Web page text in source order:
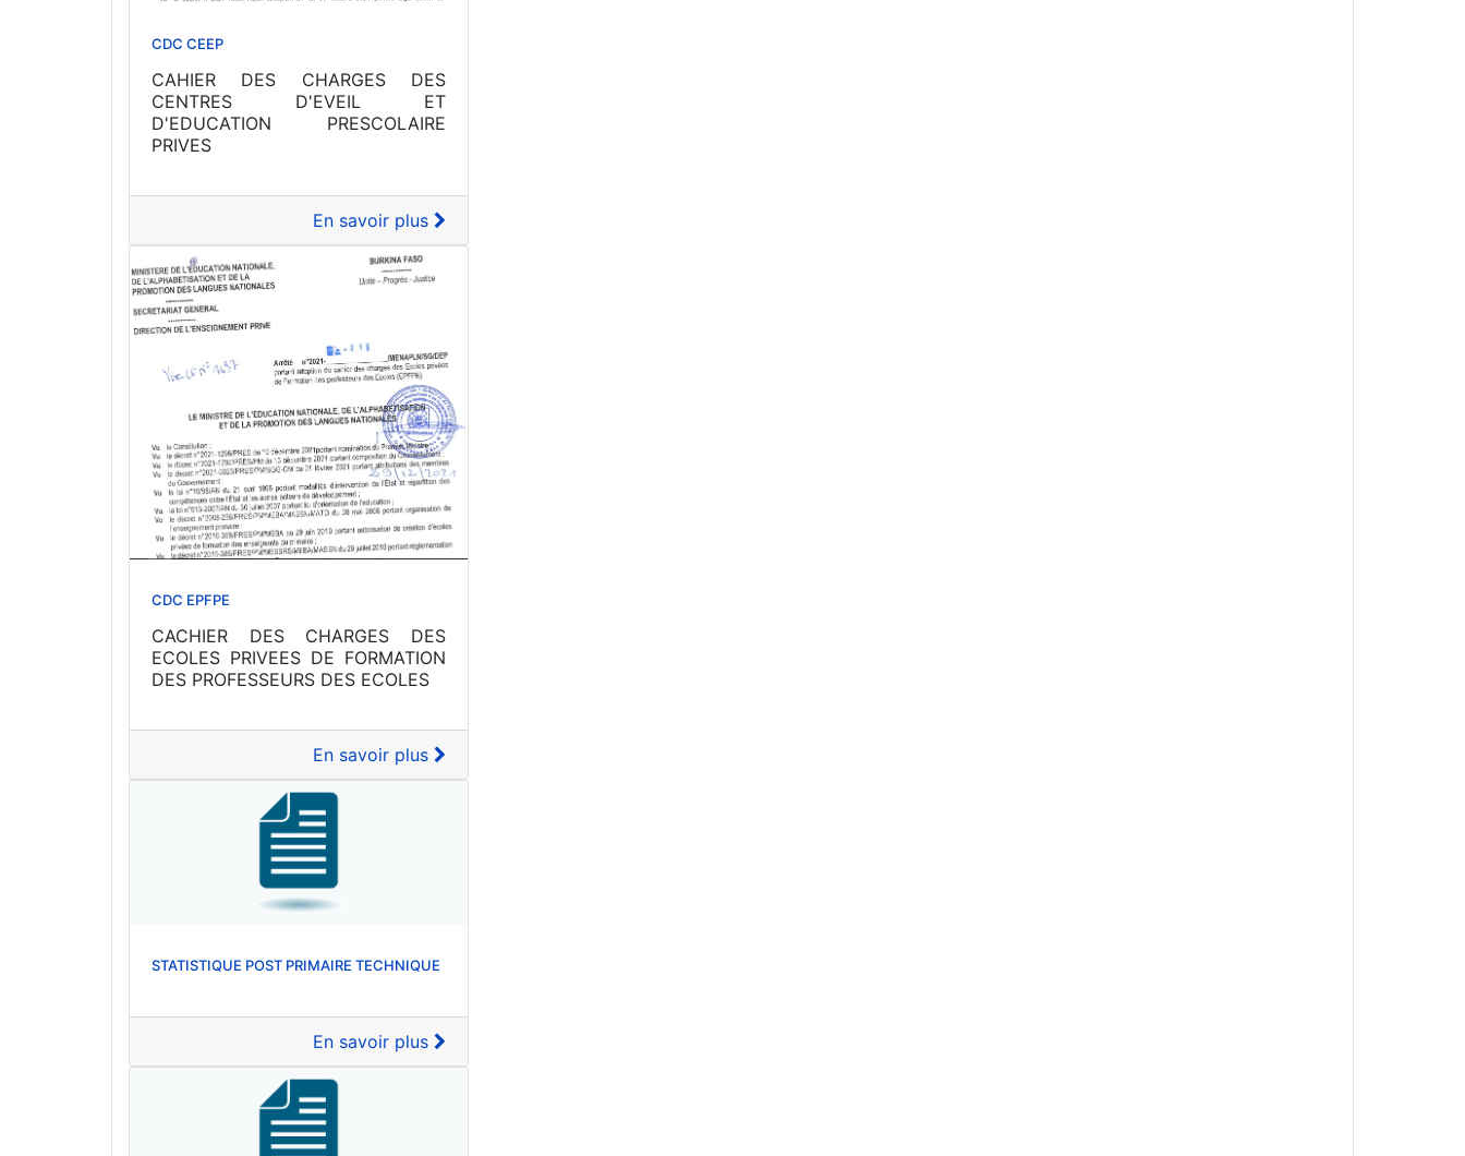
CDC CEEP
CAHIER DES CHARGES DES
CENTRES D'EVEIL ET
D'EDUCATION PRESCOLAIRE
PRIVES
En savoir plus
CDC EPFPE
CACHIER DES CHARGES DES
ECOLES PRIVEES DE FORMATION
DES PROFESSEURS DES ECOLES
En savoir plus
STATISTIQUE POST PRIMAIRE TECHNIQUE
En savoir plus